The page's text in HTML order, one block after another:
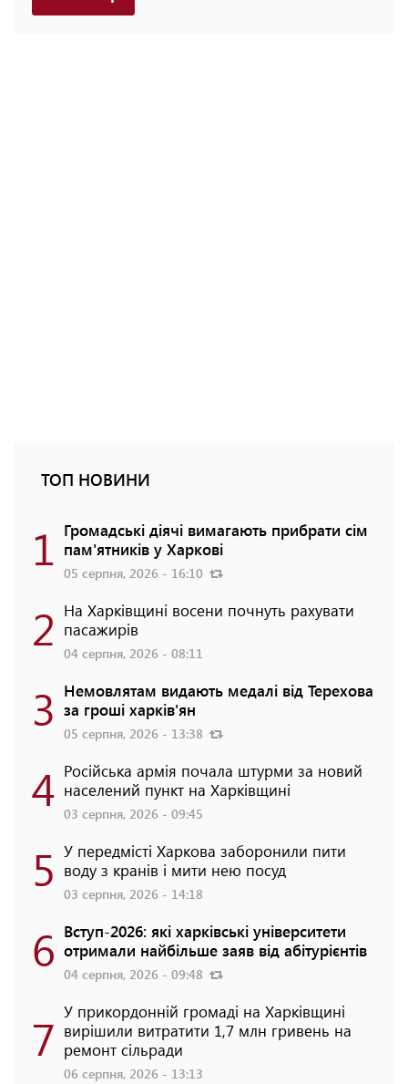
ТОП НОВИНИ
1 Громадські діячі вимагають прибрати сім
пам'ятників у Харкові
05 серпня, 2026 - 16:10
2 На Харківщині восени почнуть рахувати
пасажирів
04 серпня, 2026 - 08:11
3 Немовлятам видають медалі від Терехова
за гроші харків'ян
05 серпня, 2026 - 13:38
4 Російська армія почала штурми за новий
населений пункт на Харківщині
03 серпня, 2026 - 09:45
5 У передмісті Харкова заборонили пити
воду з кранів і мити нею посуд
03 серпня, 2026 - 14:18
6 Вступ-2026: які харківські університети
отримали найбільше заяв від абітурієнтів
04 серпня, 2026 - 09:48
7 У прикордонній громаді на Харківщині
вирішили витратити 1,7 млн гривень на
ремонт сільради
06 серпня, 2026 - 13:13